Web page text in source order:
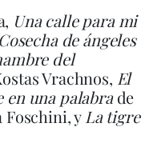
Una calle para mi
Cosecha de ángeles
del
Vrachnos, El
en una palabrade
y La tigre